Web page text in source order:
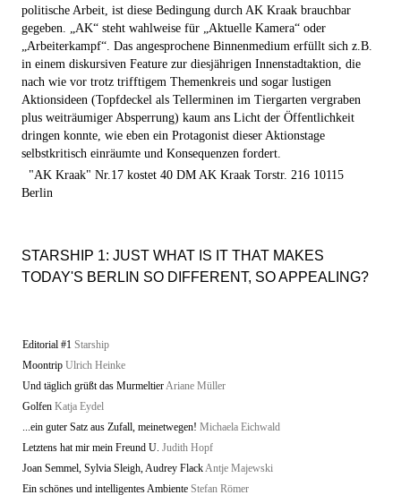
politische Arbeit, ist diese Bedingung durch AK Kraak brauchbar
gegeben. „AK“ steht wahlweise für „Aktuelle Kamera“ oder
„Arbeiterkampf“. Das angesprochene Binnenmedium erfüllt sich z.B.
in einem diskursiven Feature zur diesjährigen Innenstadtaktion, die
nach wie vor trotz trifftigem Themenkreis und sogar lustigen
Aktionsideen (Topfdeckel als Tellerminen im Tiergarten vergraben
plus weiträumiger Absperrung) kaum ans Licht der Öffentlichkeit
dringen konnte, wie eben ein Protagonist dieser Aktionstage
selbstkritisch einräumte und Konsequenzen fordert.
"AK Kraak" Nr.17 kostet 40 DM AK Kraak Torstr. 216 10115
Berlin
STARSHIP 1: JUST WHAT IS IT THAT MAKES
TODAY'S BERLIN SO DIFFERENT, SO APPEALING?
Editorial #1 Starship
Moontrip Ulrich Heinke
Und täglich grüßt das MurmeltierAriane Müller
Golfen Katja Eydel
...ein guter Satz aus Zufall, meinetwegen! Michaela Eichwald
Letztens hat mir mein Freund U. Judith Hopf
Joan Semmel, Sylvia Sleigh, Audrey FlackAntje Majewski
Ein schönes und intelligentes Ambiente Stefan Römer